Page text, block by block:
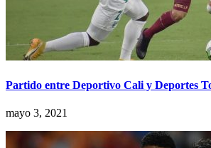
Partido entre Deportivo Cali y Deportes
mayo 3, 2021